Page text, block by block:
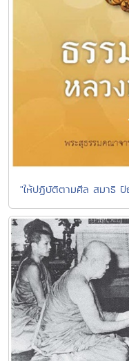
"ให้ปฏิบัติตามศีล สมาธิ